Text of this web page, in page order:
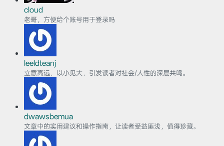
cloud
老哥，方便给个账号用于登录吗
leeldteanj
立意高远，以小见大，引发读者对社会/人性的深层共鸣。
dwawsbemua
文章中的实用建议和操作指南，让读者受益匪浅，值得珍藏。